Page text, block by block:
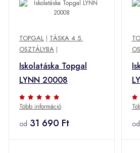
TOPGAL | TÁSKA 4 5.
OSZTÁLYBA |
Iskolatáska Topgal
LYNN 20008
Több információ
od 31 690 Ft od